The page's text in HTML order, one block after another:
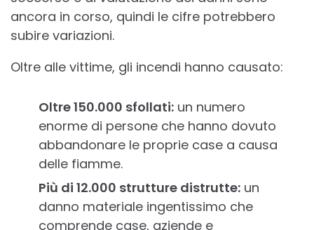
ancora in corso, quindi le cifre potrebbero
subire variazioni.
Oltre alle vittime, gli incendi hanno causato:
Oltre 150.000 sfollati: un numero
enorme di persone che hanno dovuto
abbandonare le proprie case a causa
delle fiamme.
Più di 12.000 strutture distrutte: un
danno materiale ingentissimo che
comprende case, aziende e